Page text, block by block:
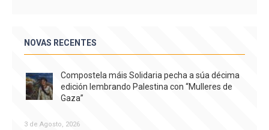
NOVAS RECENTES
Compostela máis Solidaria pecha a súa décima
edición lembrando Palestina con “Mulleres de
Gaza”
3 de Agosto, 2026